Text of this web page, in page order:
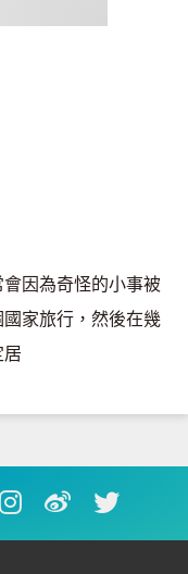
因為奇怪的小事被
家旅行，然後在幾